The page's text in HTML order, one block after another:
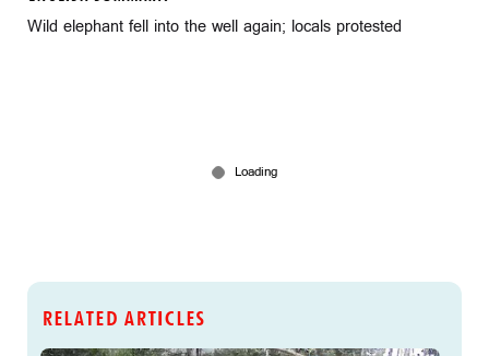
Wild elephant fell into the well again; locals protested
RELATED ARTICLES